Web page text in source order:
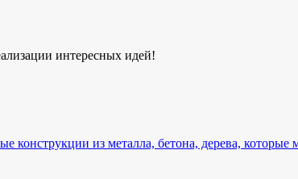
интересных идей!
конструкции из металла, бетона, дерева, которые